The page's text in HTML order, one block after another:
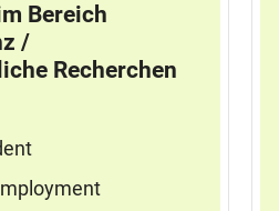
Bereich
/
Recherchen